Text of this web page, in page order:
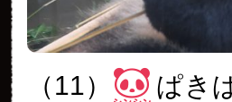
（11） ぱき